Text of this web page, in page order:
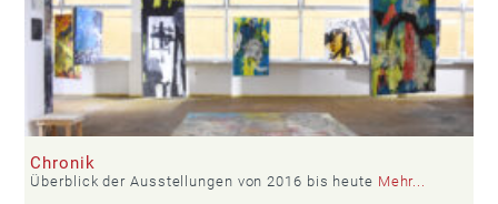
Chronik
Überblick der Ausstellungen von 2016 bis heute Mehr...